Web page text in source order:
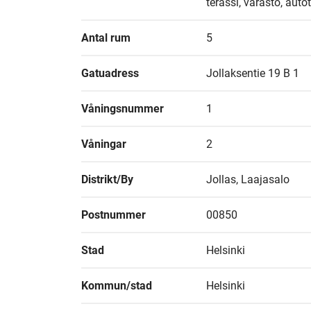
Antal rum 5
Gatuadress Jollaksentie 19 B 1
Våningsnummer 1
Våningar 2
Distrikt/By Jollas, Laajasalo
Postnummer 00850
Stad Helsinki
Kommun/stad Helsinki